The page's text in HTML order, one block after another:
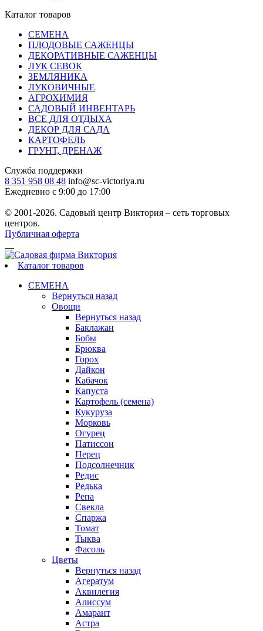
Каталог товаров
СЕМЕНА
ПЛОДОВЫЕ САЖЕНЦЫ
ДЕКОРАТИВНЫЕ САЖЕНЦЫ
ЛУК СЕВОК
ЗЕМЛЯНИКА
ЛУКОВИЧНЫЕ
АГРОХИМИЯ
САДОВЫЙ ИНВЕНТАРЬ
ВСЕ ДЛЯ ОТДЫХА
ДЕКОР ДЛЯ САДА
КАРТОФЕЛЬ
ГРУНТ, ДРЕНАЖ
Служба поддержки
8 351 958 08 48 info@sc-victoriya.ru
Ежедневно с 9:00 до 17:00
© 2001-2026. Садовый центр Виктория – сеть торговых
центров.
Публичная оферта
Каталог товаров
СЕМЕНА
Вернуться назад
Овощи
Вернуться назад
Баклажан
Бобы
Брюква
Горох
Дайкон
Кабачок
Капуста
Картофель (семена)
Кукуруза
Морковь
Огурец
Патиссон
Перец
Подсолнечник
Редис
Редька
Репа
Свекла
Спаржа
Томат
Тыква
Фасоль
Цветы
Вернуться назад
Агератум
Аквилегия
Алиссум
Амарант
Астра